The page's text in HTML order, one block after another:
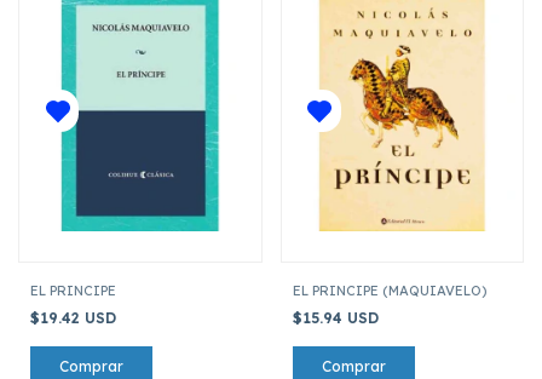
EL PRINCIPE
$19.42 USD
EL PRINCIPE (MAQUIAVELO)
$15.94 USD